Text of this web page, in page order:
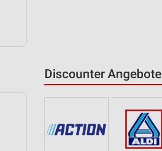
Discounter Angebote